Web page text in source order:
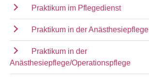
Praktikum im Pflegedienst
Praktikum in der Anästhesiepflege
Praktikum in der
Anästhesiepflege/Operationspflege